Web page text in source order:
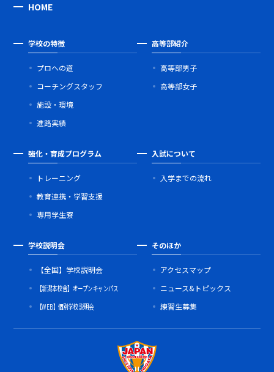
HOME
学校の特徴
プロへの道
コーチングスタッフ
施設・環境
進路実績
高等部紹介
高等部男子
高等部女子
強化・育成プログラム
トレーニング
教育連携・学習支援
専用学生寮
入試について
入学までの流れ
学校説明会
【全国】学校説明会
【新潟本校舎】オープンキャンパス
【WEB】個別学校説明会
そのほか
アクセスマップ
ニュース&トピックス
練習生募集